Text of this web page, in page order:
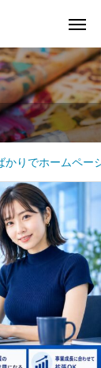
かりでホームペ